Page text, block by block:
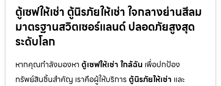
ตู้เซฟให้เช่า ตู้นิรภัยให้เช่า ใจกลางย่านสีลม
มาตรฐานสวิตเซอร์แลนด์ ปลอดภัยสูงสุด
ระดับโลก
หากคุณกำลังมองหา ตู้เซฟให้เช่า ใกล้ฉัน เพื่อปกป้อง
ทรัพย์สินชิ้นสำคัญ เราคือผู้ให้บริการ ตู้นิรภัยให้เช่า และ